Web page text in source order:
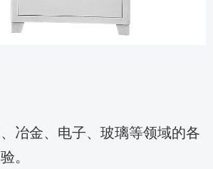
冶金、电子、玻璃等领域的各
。